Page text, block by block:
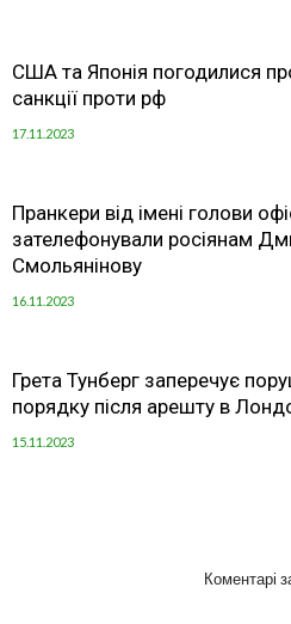
США та Японія погодилися
санкції проти рф
17.11.2023
Пранкери від імені голови
зателефонували росіянам
Смольянінову
16.11.2023
Грета Тунберг заперечує
порядку після арешту в
15.11.2023
Коментарі